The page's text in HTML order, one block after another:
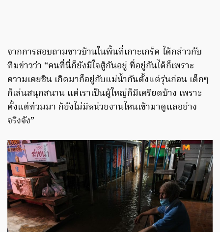
จากการสอบถามชาวบ้านในพื้นที่เกาะเกร็ด ได้กล่าวกับ
ทีมข่าวว่า “คนที่นี่ก็ยังมีใจสู้กันอยู่ ที่อยู่กันได้ก็เพราะ
ความเคยชิน เกิดมาก็อยู่กับแม่น้ำกันตั้งแต่รุ่นก่อน เด็กๆ
ก็เล่นสนุกสนาน แต่เราเป็นผู้ใหญ่ก็มีเครียดบ้าง เพราะ
ตั้งแต่ท่วมมา ก็ยังไม่มีหน่วยงานไหนเข้ามาดูแลอย่าง
จริงจัง”